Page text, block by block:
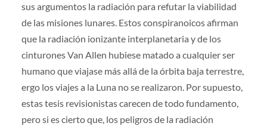
sus argumentos la radiación para refutar la viabilidad
de las misiones lunares. Estos conspiranoicos afirman
que la radiación ionizante interplanetaria y de los
cinturones Van Allen hubiese matado a cualquier ser
humano que viajase más allá de la órbita baja terrestre,
ergo los viajes a la Luna no se realizaron. Por supuesto,
estas tesis revisionistas carecen de todo fundamento,
pero si es cierto que, los peligros de la radiación